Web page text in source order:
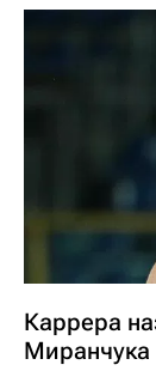
Каррера
Миранчука